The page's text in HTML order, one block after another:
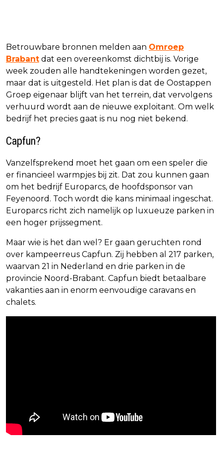
Betrouwbare bronnen melden aan Omroep
Brabant dat een overeenkomst dichtbij is. Vorige
week zouden alle handtekeningen worden gezet,
maar dat is uitgesteld. Het plan is dat de Oostappen
Groep eigenaar blijft van het terrein, dat vervolgens
verhuurd wordt aan de nieuwe exploitant. Om welk
bedrijf het precies gaat is nu nog niet bekend.
Capfun?
Vanzelfsprekend moet het gaan om een speler die
er financieel warmpjes bij zit. Dat zou kunnen gaan
om het bedrijf Europarcs, de hoofdsponsor van
Feyenoord. Toch wordt die kans minimaal ingeschat.
Europarcs richt zich namelijk op luxueuze parken in
een hoger prijssegment.
Maar wie is het dan wel? Er gaan geruchten rond
over kampeerreus Capfun. Zij hebben al 217 parken,
waarvan 21 in Nederland en drie parken in de
provincie Noord-Brabant. Capfun biedt betaalbare
vakanties aan in enorm eenvoudige caravans en
chalets.